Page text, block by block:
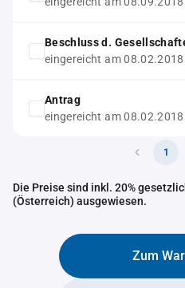
Beschluss d.
eingereicht am 08.02.2018
Antrag
eingereicht am 08.02.2018
1
Die Preise sind inkl. 20%
(Österreich) ausgewiesen.
Zum